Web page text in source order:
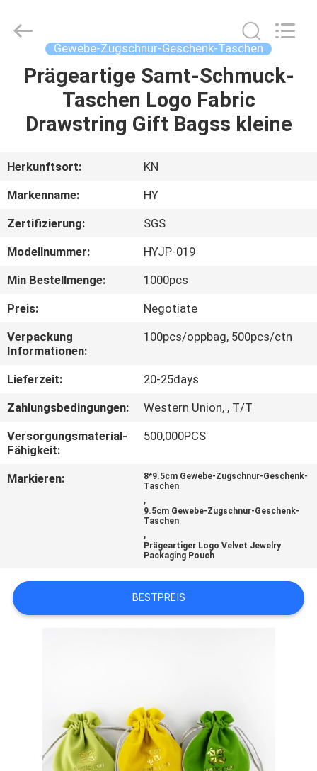
HAUSE
ÜBER
UNS
WERKSBESICHTIGUNG
QUALITÄTSKONTROLLE
KONTAKT
MIT
UNS
NEUIGKEITEN
BITTE
SITEMAP
2021
ECER
Gewebe-Zugschnur-Geschenk-Taschen
Prägeartige Samt-Schmuck-
Taschen Logo Fabric
Drawstring Gift Bagss kleine
Herkunftsort:
KN
Markenname:
HY
Zertifizierung:
SGS
Modellnummer:
HYJP-019
Min Bestellmenge:
1000pcs
Preis:
Negotiate
Verpackung
Informationen:
100pcs/oppbag, 500pcs/ctn
Lieferzeit:
20-25days
Zahlungsbedingungen:
Western Union, , T/T
Versorgungsmaterial-
Fähigkeit:
500,000PCS
Markieren:
8*9.5cm Gewebe-Zugschnur-Geschenk-
Taschen
,
9.5cm Gewebe-Zugschnur-Geschenk-
Taschen
,
Prägeartiger Logo Velvet Jewelry
Packaging Pouch
BESTPREIS